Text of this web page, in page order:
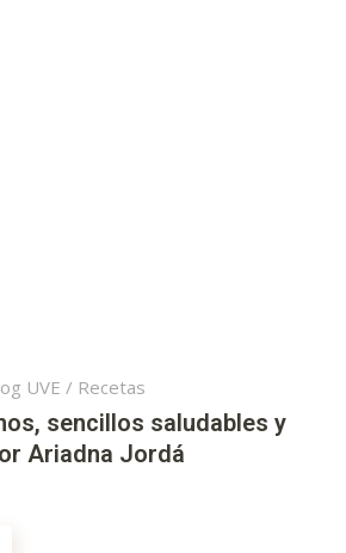
UVE / Recetas
sencillos saludables y
Ariadna Jordá